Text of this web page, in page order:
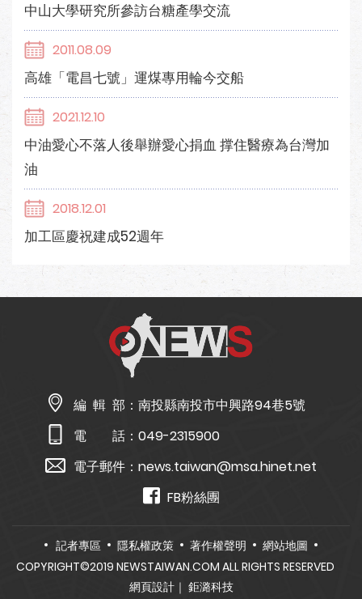
中山大學研究所參訪台糖產學交流
2011.08.09
高雄「電昌七號」運煤專用輪今交船
2021.12.10
中油愛心不落人後舉辦愛心捐血 撑住醫療為台灣加
油
2018.12.01
加工區慶祝建成52週年
編 輯 部： 南投縣南投市中興路94巷5號
電 話： 049-2315900
電子郵件： news.taiwan@msa.hinet.net
FB粉絲團
記者專區 隱私權政策 著作權聲明
網站地圖
COPYRIGHT©2019 NEWSTAIWAN.COM ALL RIGHTS RESERVED
網頁設計｜ 鉅潞科技